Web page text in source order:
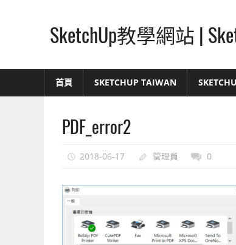
SketchUp教學網站 |
最
首頁 SKETCHUP TAIWAN
PDF_error2
2018-06-17 管理員 0